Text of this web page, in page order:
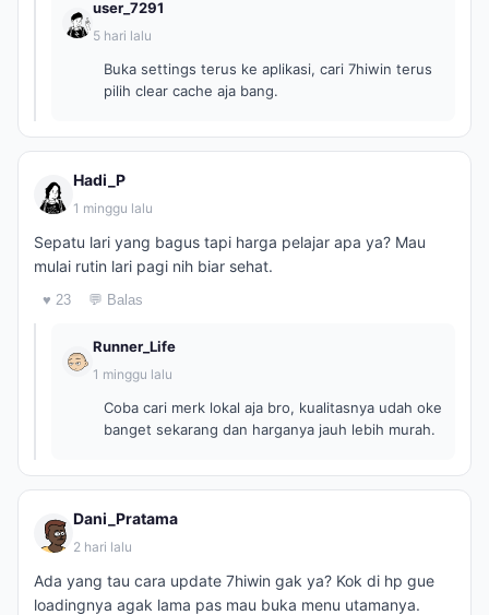
user_7291
5 hari lalu
Buka settings terus ke aplikasi, cari 7hiwin terus
pilih clear cache aja bang.
Hadi_P
1 minggu lalu
Sepatu lari yang bagus tapi harga pelajar apa ya? Mau
mulai rutin lari pagi nih biar sehat.
♥ 23 💬 Balas
Runner_Life
1 minggu lalu
Coba cari merk lokal aja bro, kualitasnya udah oke
banget sekarang dan harganya jauh lebih murah.
Dani_Pratama
2 hari lalu
Ada yang tau cara update 7hiwin gak ya? Kok di hp gue
loadingnya agak lama pas mau buka menu utamanya.